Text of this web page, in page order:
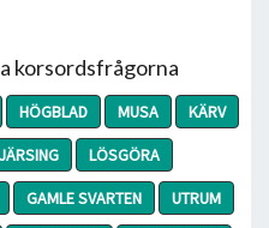
korsordsfrågorna
HÖGBLAD MUSA
KÄRV
LÖSGÖRA
GAMLE SVARTEN
UTRUM